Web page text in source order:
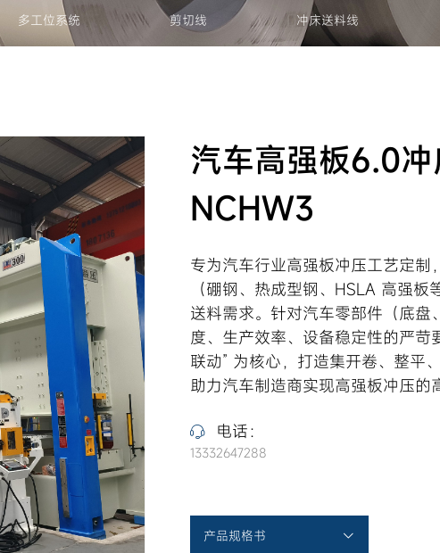
多工位系统 剪切线 冲床送料线
汽车高强板6.0
NCHW3
专为汽车行业高强板冲压工艺定
（硼钢、热成型钢、HSLA 高强
送料需求。针对汽车零部件（底
度、生产效率、设备稳定性的严苛
联动” 为核心，打造集开卷、整平
助力汽车制造商实现高强板冲压的
电话：
13332647288
产品规格书